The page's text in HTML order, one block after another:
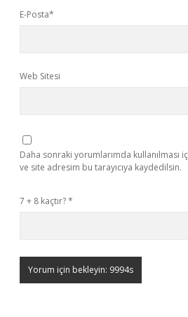
E-Posta*
Web Sitesi
Daha sonraki yorumlarımda kullanılması
ve site adresim bu tarayıcıya kaydedilsin.
7 + 8 kaçtır?*